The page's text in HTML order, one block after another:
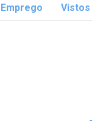
Emprego Vistos